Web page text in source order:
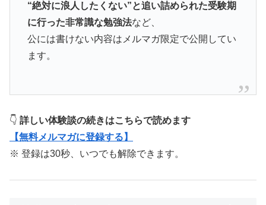
“絶対に浪人したくない”と追い詰められた受験期
に行った非常識な勉強法など、
公には書けない内容はメルマガ限定で公開してい
ます。
👇 詳しい体験談の続きはこちらで読めます
【無料メルマガに登録する】
※ 登録は30秒、いつでも解除できます。